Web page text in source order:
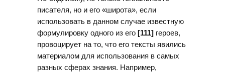
писателя, но и его «широта», если
использовать в данном случае известную
формулировку одного из его [111] героев,
провоцирует на то, что его тексты явились
материалом для использования в самых
разных сферах знания. Например,